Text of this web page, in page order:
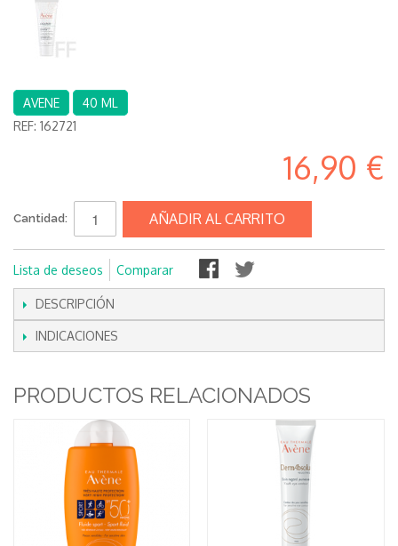
AVENE
40 ML
REF: 162721
16,90 €
Cantidad: AÑADIR AL CARRITO
Lista de deseos Comparar
DESCRIPCIÓN
INDICACIONES
PRODUCTOS RELACIONADOS